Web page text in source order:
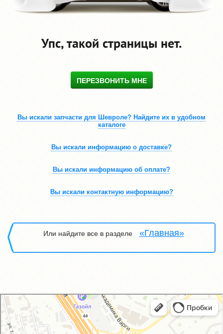
Упс, такой страницы нет.
ПЕРЕЗВОНИТЬ МНЕ
Вы искали запчасти для Шевроле? Найдите их в удобном
каталоге
Вы искали информацию о доставке?
Вы искали информацию об оплате?
Вы искали контактную информацию?
Или найдите все в разделе «Главная»
GM-City&VAG-Repair
Автосервис, автотехцентр в Москве
Магазин автозапчастей и автотоваров в Москве